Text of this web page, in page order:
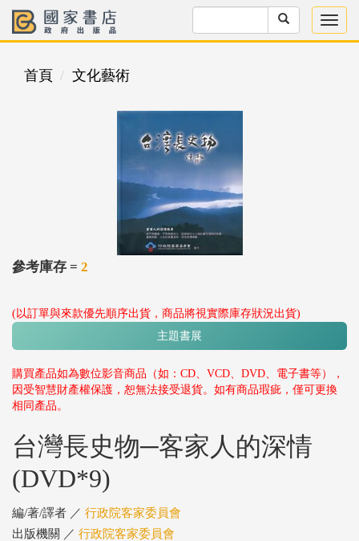
首頁 文化藝術
參考庫存 = 2
(以訂單與來款優先順序出貨，商品將視實際庫存狀況出貨)
主題書展
購買產品如為數位影音商品（如：CD、VCD、DVD、電子書等），
因受智慧財產權保護，恕無法接受退貨。如有商品瑕疵，僅可更換
相同產品。
台灣長史物─客家人的深情
(DVD*9)
編/著/譯者 ／ 行政院客家委員會
出版機關 ／ 行政院客家委員會